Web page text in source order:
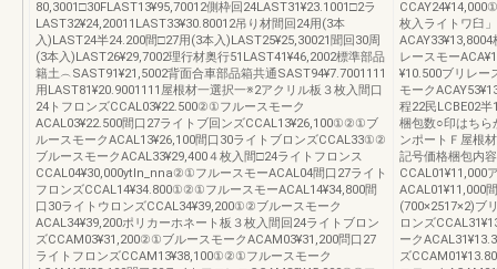
80,3001□30FLAST13¥95,70012側枠回24LAST31¥23.1001□2ラ
LAST32¥24,20011LAST33¥30.80012吊り材間回24用(3本
入)LAST24半24.200間□27用(3本入)LAST25¥25,30021聞回30周
(3本入)LAST26¥29,7002理行材奥行51LAST41¥46,2002標準部品
籍土︵SAST91¥21,5002背面合車部品箱共通SAST94¥7.7001111
用LAST81¥20.9001111屋根材一選択一※2アクリル板３枚入間口
24トフロンズCCAL03¥22.500②①フルースモーク
ACAL03¥22.500間口27ライトブ回ンズCCAL13¥26,100①②①ブ
ルースモークACAL13¥26,100間口30ライトブロンズCCAL33①②
ブルースモークACAL33¥29,400４枚入間□24ライトフロンス
CCAL04¥30,000ytln_nna②①フルースモーACAL04間口27ライト
フロンズCCAL14¥34.800①②①フルースモーACAL14¥34,800間
口30ライトウロンズCCAL34¥39,200①②ブルースモーク
ACAL34¥39,200ポリカーホネート板３枚入間回24ライトブロン
ズCCAM03¥31,200②①ブルースモークACAM03¥31,200問口27
ライトフロンズCCAM13¥38,100①②①フルースモーク
枚入ライトワ臼
レースモー
¥10.500ブリレー
モーク
程22民LCBE02
梱包数○印はちら
ンポートＦ屋根
記号価格梱包内
CCAL01¥11,000
ACAL01¥11,000
(700×2517×2)ブ
ロンズ
ーク
ズ